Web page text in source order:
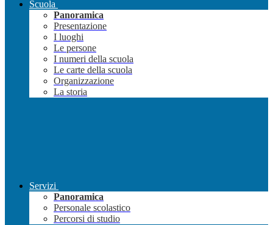
Scuola
Panoramica
Presentazione
I luoghi
Le persone
I numeri della scuola
Le carte della scuola
Organizzazione
La storia
Servizi
Panoramica
Personale scolastico
Percorsi di studio